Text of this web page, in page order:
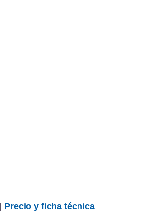
Precio y ficha técnica